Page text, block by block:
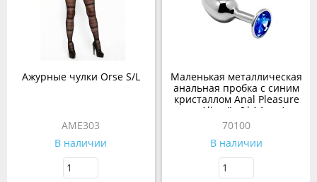
Ажурные чулки Orse S/L
AME303
В наличии
Маленькая металлическая
анальная пробка с синим
кристаллом Anal Pleasure
от Alive (L: 9*4,1 см.)
70100
В наличии